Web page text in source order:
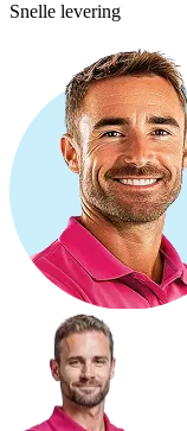
Snelle levering